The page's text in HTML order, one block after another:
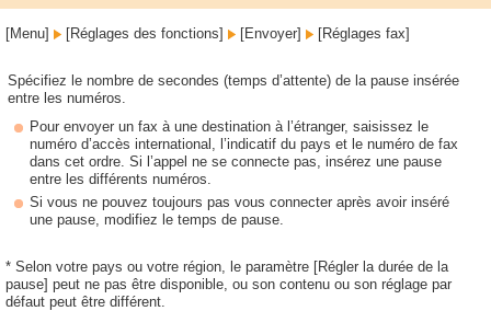
[Menu] [Réglages des fonctions] [Envoyer] [Réglages fax]
Spécifiez le nombre de secondes (temps d’attente) de la pause insérée
entre les numéros.
Pour envoyer un fax à une destination à l’étranger, saisissez le
numéro d’accès international, l’indicatif du pays et le numéro de fax
dans cet ordre. Si l’appel ne se connecte pas, insérez une pause
entre les différents numéros.
Si vous ne pouvez toujours pas vous connecter après avoir inséré
une pause, modifiez le temps de pause.
* Selon votre pays ou votre région, le paramètre [Régler la durée de la
pause] peut ne pas être disponible, ou son contenu ou son réglage par
défaut peut être différent.